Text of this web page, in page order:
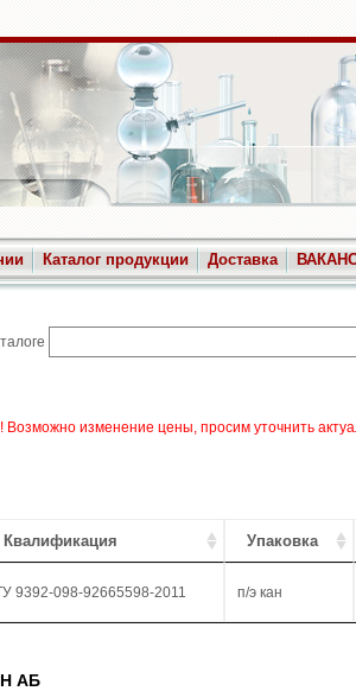
Каталог продукции Доставка
Возможно изменение цены, просим уточнить
Квалификация Упаковка
9392-098-92665598-2011 п/э кан
АБ